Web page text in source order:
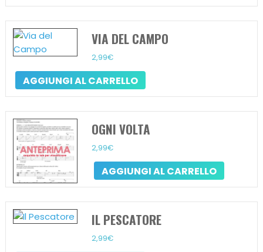
VIA DEL CAMPO
2,99€
AGGIUNGI AL CARRELLO
OGNI VOLTA
2,99€
AGGIUNGI AL CARRELLO
IL PESCATORE
2,99€